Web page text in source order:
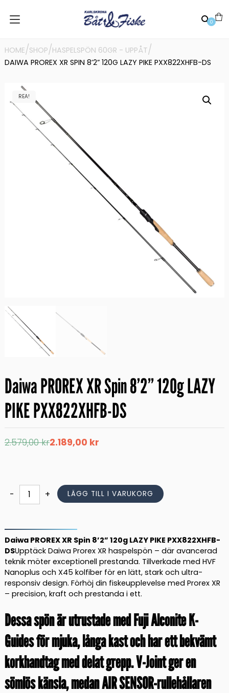
0
HOME/SHOP/HASPELSPÖN 60GR - UPPÅT/
DAIWA PROREX XR SPIN 8’2” 120G LAZY PIKE PXX822XHFB-DS
REA!
Daiwa PROREX XR Spin 8’2” 120g LAZY
PIKE PXX822XHFB-DS
2.579,00kr
Det
ursprungliga
2.189,00 kr
Det
nuvarande
-
Daiwa
PROREX
Spin
8'2''
120g
LAZY
PIKE
PXX822XHFB-
DS
mängd
+ LÄGG TILL I VARUKORG
Daiwa PROREX XR Spin 8’2” 120g LAZY PIKE PXX822XHFB-
DSUpptäck Daiwa Prorex XR haspelspön – där avancerad
teknik möter exceptionell prestanda. Tillverkade med HVF
Nanoplus och X45 kolfiber för en lätt, stark och ultra-
responsiv design. Förhöj din fiskeupplevelse med Prorex XR
– precision, kraft och prestanda i ett.
Dessa spön är utrustade med Fuji Alconite K-
Guides för mjuka, långa kast och har ett bekvämt
korkhandtag med delat grepp. V-Joint ger en
sömlös känsla, medan AIR SENSOR-rullehållaren